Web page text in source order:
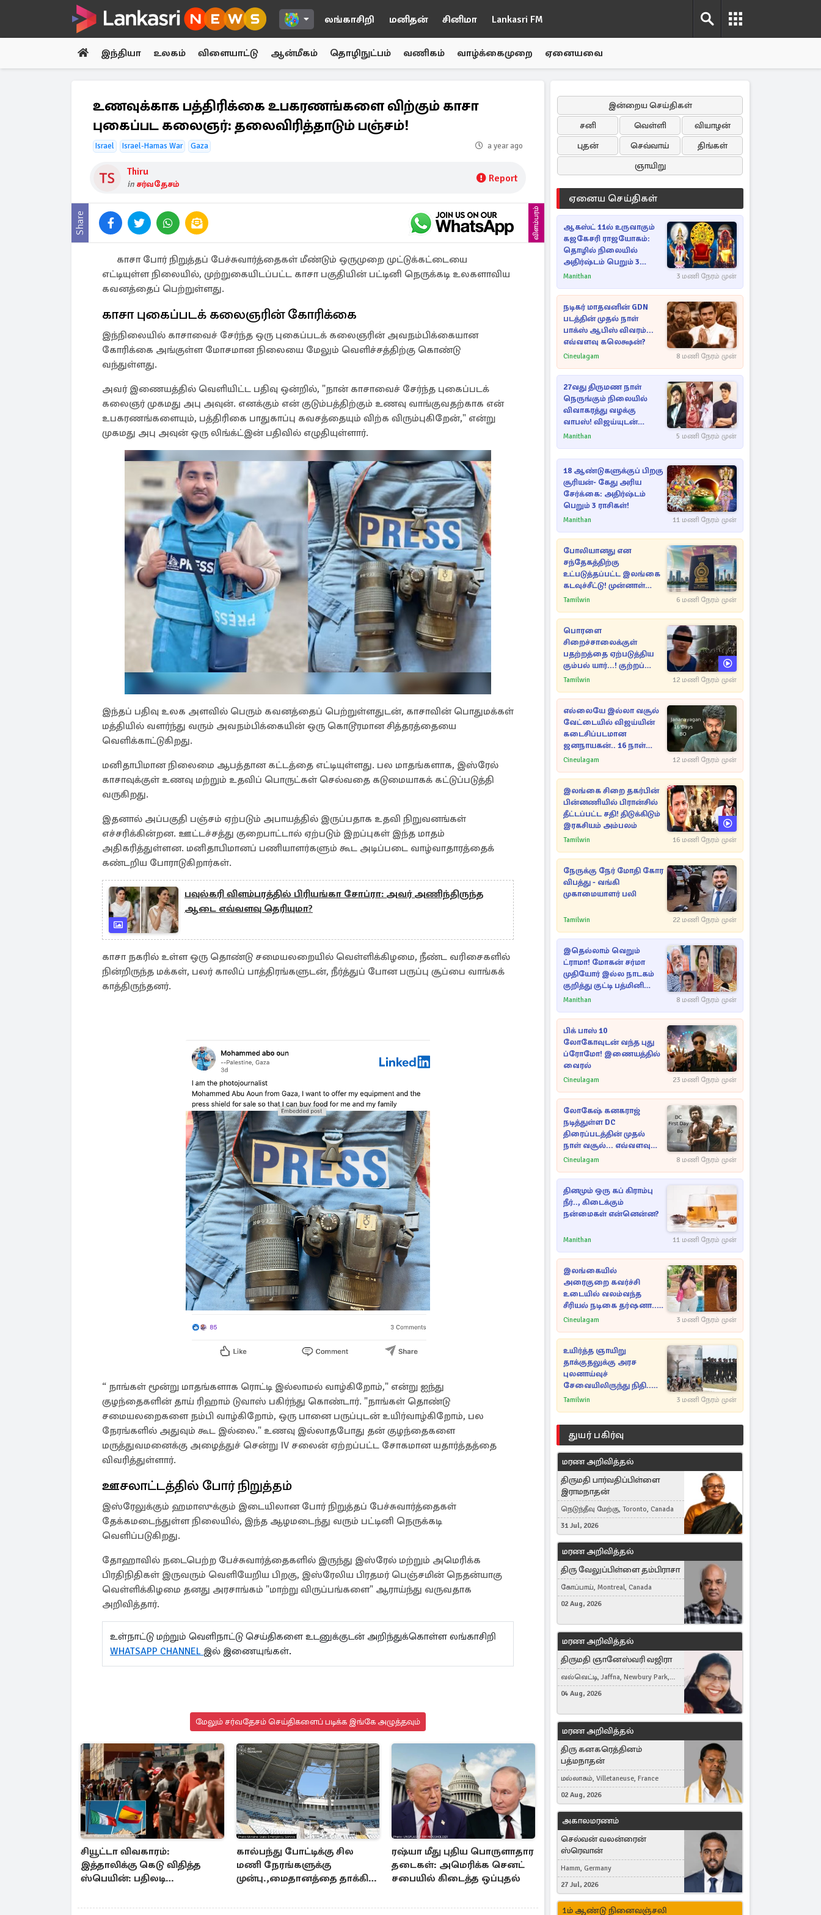
லங்காசிறி மனிதன் சினிமா Lankasri FM
இந்தியா உலகம் விளையாட்டு ஆன்மீகம் தொழிநுட்பம் வணிகம் வாழ்க்கைமுறை ஏனையவை
உணவுக்காக பத்திரிக்கை உபகரணங்களை விற்கும் காசா
புகைப்பட கலைஞர்: தலைவிரித்தாடும் பஞ்சம்!
Israel Israel-Hamas War Gaza a year ago
Thiru
in சர்வதேசம் Report
Share விளம்பரம்
காசா போர் நிறுத்தப் பேச்சுவார்த்தைகள் மீண்டும் ஒருமுறை முட்டுக்கட்டையை
எட்டியுள்ள நிலையில், முற்றுகையிடப்பட்ட காசா பகுதியின் பட்டினி நெருக்கடி உலகளாவிய
கவனத்தைப் பெற்றுள்ளது.
காசா புகைப்படக் கலைஞரின் கோரிக்கை
இந்நிலையில் காசாவைச் சேர்ந்த ஒரு புகைப்படக் கலைஞரின் அவநம்பிக்கையான
கோரிக்கை அங்குள்ள மோசமான நிலையை மேலும் வெளிச்சத்திற்கு கொண்டு
வந்துள்ளது.
அவர் இணையத்தில் வெளியிட்ட பதிவு ஒன்றில், "நான் காசாவைச் சேர்ந்த புகைப்படக்
கலைஞர் முகமது அபு அவுன். எனக்கும் என் குடும்பத்திற்கும் உணவு வாங்குவதற்காக என்
உபகரணங்களையும், பத்திரிகை பாதுகாப்பு கவசத்தையும் விற்க விரும்புகிறேன்," என்று
முகமது அபு அவுன் ஒரு லிங்க்ட்இன் பதிவில் எழுதியுள்ளார்.
இந்தப் பதிவு உலக அளவில் பெரும் கவனத்தைப் பெற்றுள்ளதுடன், காசாவின் பொதுமக்கள்
மத்தியில் வளர்ந்து வரும் அவநம்பிக்கையின் ஒரு கொடூரமான சித்தரத்தையை
வெளிக்காட்டுகிறது.
மனிதாபிமான நிலைமை ஆபத்தான கட்டத்தை எட்டியுள்ளது. பல மாதங்களாக, இஸ்ரேல்
காசாவுக்குள் உணவு மற்றும் உதவிப் பொருட்கள் செல்வதை கடுமையாகக் கட்டுப்படுத்தி
வருகிறது.
இதனால் அப்பகுதி பஞ்சம் ஏற்படும் அபாயத்தில் இருப்பதாக உதவி நிறுவனங்கள்
எச்சரிக்கின்றன. ஊட்டச்சத்து குறைபாட்டால் ஏற்படும் இறப்புகள் இந்த மாதம்
அதிகரித்துள்ளன. மனிதாபிமானப் பணியாளர்களும் கூட அடிப்படை வாழ்வாதாரத்தைக்
கண்டறிய போராடுகிறார்கள்.
பவுல்கரி விளம்பரத்தில் பிரியங்கா சோப்ரா: அவர் அணிந்திருந்த
ஆடை எவ்வளவு தெரியுமா?
காசா நகரில் உள்ள ஒரு தொண்டு சமையலறையில் வெள்ளிக்கிழமை, நீண்ட வரிசைகளில்
நின்றிருந்த மக்கள், பலர் காலிப் பாத்திரங்களுடன், நீர்த்துப் போன பருப்பு சூப்பை வாங்கக்
காத்திருந்தனர்.
“ நாங்கள் மூன்று மாதங்களாக ரொட்டி இல்லாமல் வாழ்கிறோம்," என்று ஐந்து
குழந்தைகளின் தாய் ரிஹாம் டுவாஸ் பகிர்ந்து கொண்டார். "நாங்கள் தொண்டு
சமையலறைகளை நம்பி வாழ்கிறோம், ஒரு பானை பருப்புடன் உயிர்வாழ்கிறோம், பல
நேரங்களில் அதுவும் கூட இல்லை." உணவு இல்லாதபோது தன் குழந்தைகளை
மருத்துவமனைக்கு அழைத்துச் சென்று IV சலைன் ஏற்றப்பட்ட சோகமான யதார்த்தத்தை
விவரித்துள்ளார்.
ஊசலாட்டத்தில் போர் நிறுத்தம்
இஸ்ரேலுக்கும் ஹமாஸுக்கும் இடையிலான போர் நிறுத்தப் பேச்சுவார்த்தைகள்
தேக்கமடைந்துள்ள நிலையில், இந்த ஆழமடைந்து வரும் பட்டினி நெருக்கடி
வெளிப்படுகிறது.
தோஹாவில் நடைபெற்ற பேச்சுவார்த்தைகளில் இருந்து இஸ்ரேல் மற்றும் அமெரிக்க
பிரதிநிதிகள் இருவரும் வெளியேறிய பிறகு, இஸ்ரேலிய பிரதமர் பெஞ்சமின் நெதன்யாகு
வெள்ளிக்கிழமை தனது அரசாங்கம் "மாற்று விருப்பங்களை" ஆராய்ந்து வருவதாக
அறிவித்தார்.
உள்நாட்டு மற்றும் வெளிநாட்டு செய்திகளை உடனுக்குடன் அறிந்துக்கொள்ள லங்காசிறி
WHATSAPP CHANNEL இல் இணையுங்கள்.
மேலும் சர்வதேசம் செய்திகளைப் படிக்க இங்கே அழுத்தவும்
சியூட்டா விவகாரம்:
இத்தாலிக்கு கெடு விதித்த
ஸ்பெயின்: பதிலடி
கால்பந்து போட்டிக்கு சில
மணி நேரங்களுக்கு
முன்பு.,மைதானத்தை தாக்கிய
ரஷ்யா மீது புதிய பொருளாதார
தடைகள்: அமெரிக்க செனட்
சபையில் கிடைத்த ஒப்புதல்
இன்றைய செய்திகள்
சனி
வெள்ளி
வியாழன்
புதன்
செவ்வாய்
திங்கள்
ஞாயிறு
ஏனைய செய்திகள்
ஆகஸ்ட் 11ல் உருவாகும்
கஜகேசரி ராஜயோகம்:
தொழில் நிலையில்
அதிர்ஷ்டம் பெறும் 3
ராசிகள்!
Manithan 3 மணி நேரம் முன்
நடிகர் மாதவனின் GDN
படத்தின் முதல் நாள்
பாக்ஸ் ஆபிஸ் விவரம்...
எவ்வளவு கலெக்ஷன்?
Cineulagam 8 மணி நேரம் முன்
27வது திருமண நாள்
நெருங்கும் நிலையில்
விவாகரத்து வழக்கு
வாபஸ்! விஜய்யுடன்
மீண்டும் இணைவாரா?
Manithan 5 மணி நேரம் முன்
18 ஆண்டுகளுக்குப் பிறகு
சூரியன்- கேது அரிய
சேர்க்கை: அதிர்ஷ்டம்
பெறும் 3 ராசிகள்!
Manithan 11 மணி நேரம் முன்
போலியானது என
சந்தேகத்திற்கு
உட்படுத்தப்பட்ட இலங்கை
கடவுச்சீட்டு! முன்னாள்
எம்.பிக்கு
சிக்கல்
Tamilwin 6 மணி நேரம் முன்
பொரளை
சிறைச்சாலைக்குள்
பதற்றத்தை ஏற்படுத்திய
கும்பல் யார்...! குற்றப்
பின்னணி தொடர்பில்
Tamilwin 12 மணி நேரம் முன்
எல்லையே இல்லா வசூல்
வேட்டையில் விஜய்யின்
கடைசிப்படமான
ஜனநாயகன்.. 16 நாள்
பாக்ஸ் ஆபிஸ்
Cineulagam 12 மணி நேரம் முன்
இலங்கை சிறை தகர்பின்
பின்னணியில் பிரான்சில்
தீட்டப்பட்ட சதி! திடுக்கிடும்
இரகசியம் அம்பலம்
Tamilwin 16 மணி நேரம் முன்
நேருக்கு நேர் மோதி கோர
விபத்து - வங்கி
முகாமையாளர் பலி
Tamilwin 22 மணி நேரம் முன்
இதெல்லாம் வெறும்
ட்ராமா! மோகன் சர்மா
முதியோர் இல்ல நாடகம்
குறித்து குட்டி பத்மினி
பரபரப்பு பேட்டி
Manithan 8 மணி நேரம் முன்
பிக் பாஸ் 10
லோகோவுடன் வந்த புது
ப்ரோமோ! இணையத்தில்
வைரல்
Cineulagam 23 மணி நேரம் முன்
லோகேஷ் கனகராஜ்
நடித்துள்ள DC
திரைப்படத்தின் முதல்
நாள் வசூல்... எவ்வளவு
தெரியுமா?
Cineulagam 8 மணி நேரம் முன்
தினமும் ஒரு கப் கிராம்பு
நீர்.., கிடைக்கும்
நன்மைகள் என்னென்ன?
Manithan 11 மணி நேரம் முன்
இலங்கையில்
அரைகுறை கவர்ச்சி
உடையில் வலம்வந்த
சீரியல் நடிகை தர்ஷனா...
அவரே வெளியிட்ட
Cineulagam 3 மணி நேரம் முன்
உயிர்த்த ஞாயிறு
தாக்குதலுக்கு அரச
புலனாய்வுச்
சேவையிலிருந்து நிதி..
வெளியான அதிர்ச்சி
Tamilwin 3 மணி நேரம் முன்
துயர் பகிர்வு
மரண அறிவித்தல்
திருமதி பார்வதிப்பிள்ளை
இராமநாதன்
நெடுந்தீவு மேற்கு, Toronto, Canada
31 Jul, 2026
மரண அறிவித்தல்
திரு வேலுப்பிள்ளை தம்பிராசா
கோப்பாய், Montreal, Canada
02 Aug, 2026
மரண அறிவித்தல்
திருமதி ஞானேஸ்வரி வஜிரா
வல்வெட்டி, Jaffna, Newbury Park,
United Kingdom
04 Aug, 2026
மரண அறிவித்தல்
திரு கனகரெத்தினம்
பத்மநாதன்
மல்லாகம், Villetaneuse, France
02 Aug, 2026
அகாலமரணம்
செல்வன் வலன்ரைன்
ஸ்ரெவான்
Hamm, Germany
27 Jul, 2026
1ம் ஆண்டு நினைவஞ்சலி